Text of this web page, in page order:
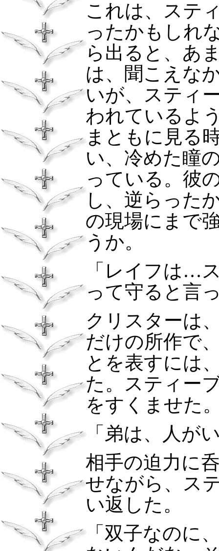
これは、ステ
ったかもしれ
ら出ると、あ
は、聞こえな
いが、スティ
われているよ
まともに見る
い、冷めた瞳
っている。彼
し、逆らった
の現場にまで
うか。
「レイフは…
って守ると言
クリスターは
だけの所作で
とを表すには
た。スティー
をすくませた
「弟は、人が
相手の迫力に
せながら、ス
い返した。
「双子なのに